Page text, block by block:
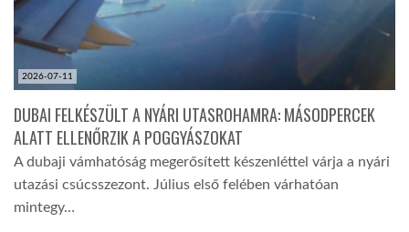
2026-07-11
DUBAI FELKÉSZÜLT A NYÁRI UTASROHAMRA: MÁSODPERCEK
ALATT ELLENŐRZIK A POGGYÁSZOKAT
A dubaji vámhatóság megerősített készenléttel várja a nyári
utazási csúcsszezont. Július első felében várhatóan
mintegy…